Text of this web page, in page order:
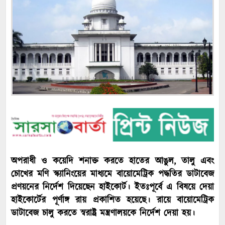
অপরাধী ও কয়েদি শনাক্ত করতে হাতের আঙুল, তালু এবং
চোখের মণি স্ক্যানিংয়ের মাধ্যমে বায়োমেট্রিক পদ্ধতির ডাটাবেজ
প্রণয়নের নির্দেশ দিয়েছেন হাইকোর্ট। ইতঃপূর্বে এ বিষয়ে দেয়া
হাইকোর্টের পূর্ণাঙ্গ রায় প্রকাশিত হয়েছে। রায়ে বায়োমেট্রিক
ডাটাবেজ চালু করতে স্বরাষ্ট্র মন্ত্রণালয়কে নির্দেশ দেয়া হয়।